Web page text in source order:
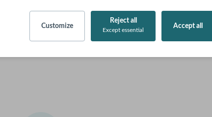
Customize
Reject all
Except essential
Accept all